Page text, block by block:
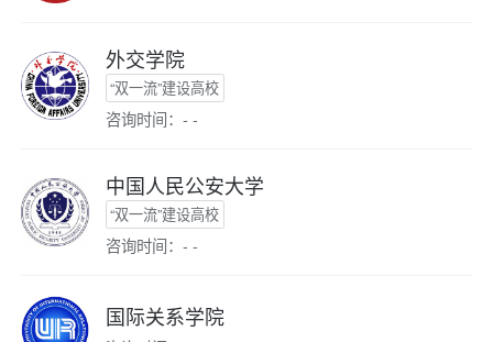
外交学院
“双一流”建设高校
咨询时间：- -
中国人民公安大学
“双一流”建设高校
咨询时间：- -
国际关系学院